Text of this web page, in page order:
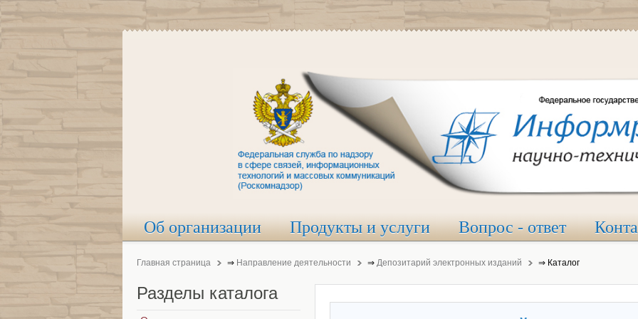
Об организации Продукты и услуги Вопрос - ответ
Главная страница ⇒ Направление деятельности ⇒ Депозитарий электронных изданий ⇒ Каталог
Разделы каталога